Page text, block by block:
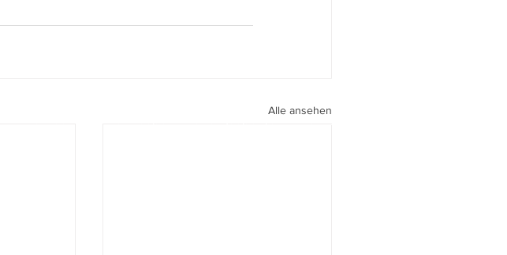
Alle ansehen
walter.gasperi@film-netz.com